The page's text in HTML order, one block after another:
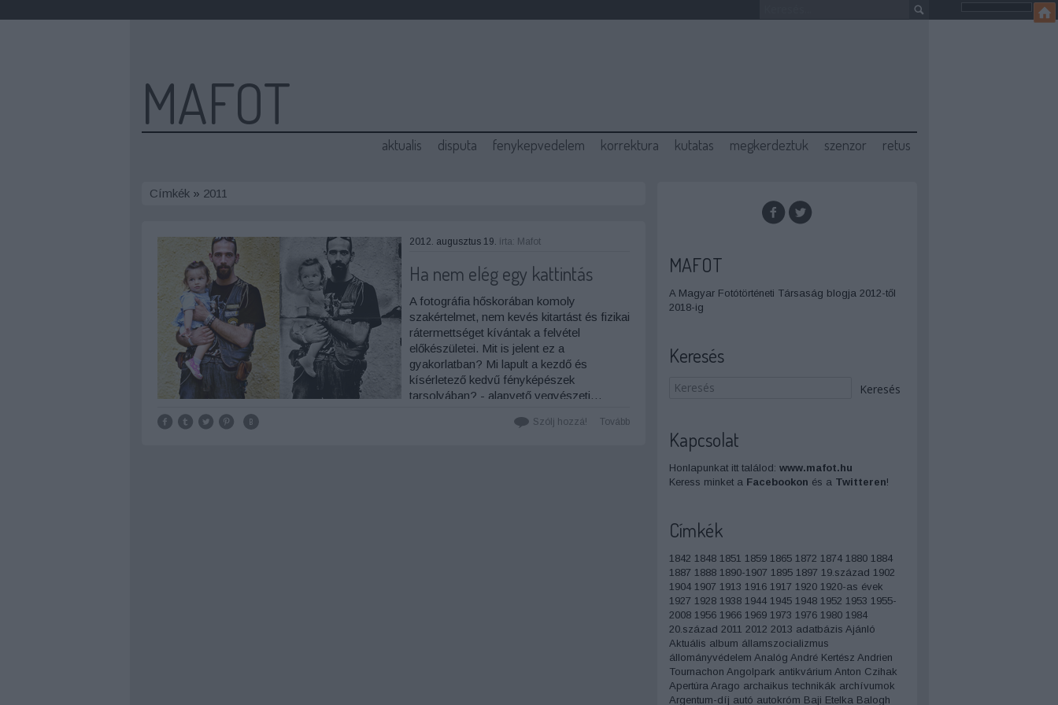
MAFOT
aktualis disputa fenykepvedelem korrektura kutatas megkerdeztuk szenzor retus
Címkék» 2011
2012. augusztus 19. írta: Mafot
Ha nem elég egy kattintás
A fotográfia hőskorában komoly
szakértelmet, nem kevés kitartást és fizikai
rátermettséget kívántak a felvétel
előkészületei. Mit is jelent ez a
gyakorlatban? Mi lapult a kezdő és
kísérletező kedvű fényképészek
tarsolyában? - alapvető vegyészeti…
Tovább
Szólj hozzá!
MAFOT
A Magyar Fotótörténeti Társaság blogja 2012-től
2018-ig
Keresés
Kapcsolat
Honlapunkat itt találod: www.mafot.hu
Keress minket a Facebookon és a Twitteren!
Címkék
1842 1848 1851 1859 1865 1872 1874 1880 1884
1887 1888 1890-1907 1895 1897 19.század 1902
1904 1907 1913 1916 1917 1920 1920-as évek
1927 1928 1938 1944 1945 1948 1952 1953 1955-
2008 1956 1966 1969 1973 1976 1980 1984
20.század 2011 2012 2013 adatbázis Ajánló
Aktuális album államszocializmus
állományvédelem Analóg André Kertész Andrien
Tournachon Angolpark antikvárium Anton Czihak
Apertúra Arago archaikus technikák archívumok
Argentum-díj autó autokróm Baji Etelka Balogh